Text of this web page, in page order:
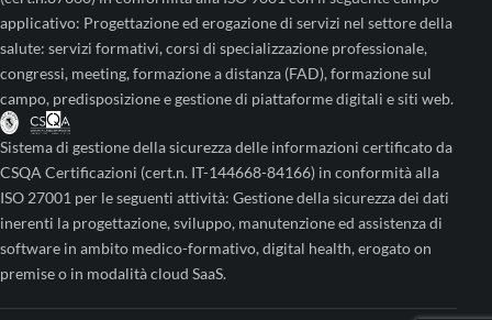
applicativo: Progettazione ed erogazione di servizi nel settore della
salute: servizi formativi, corsi di specializzazione professionale,
congressi, meeting, formazione a distanza (FAD), formazione sul
campo, predisposizione e gestione di piattaforme digitali e siti web.
Sistema di gestione della sicurezza delle informazioni certificato da
CSQA Certificazioni (cert.n. IT-144668-84166) in conformità alla
ISO 27001 per le seguenti attività: Gestione della sicurezza dei dati
inerenti la progettazione, sviluppo, manutenzione ed assistenza di
software in ambito medico-formativo, digital health, erogato on
premise o in modalità cloud SaaS.